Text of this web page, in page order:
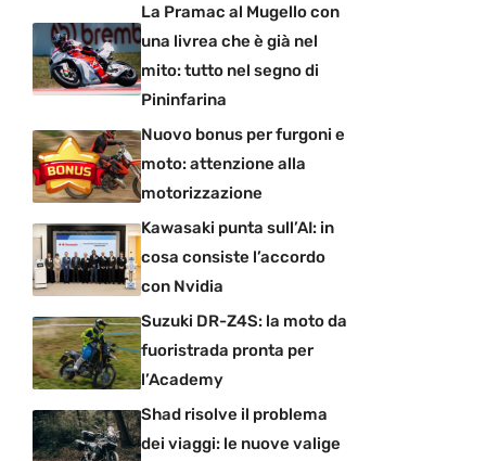
La Pramac al Mugello con
una livrea che è già nel
mito: tutto nel segno di
Pininfarina
Nuovo bonus per furgoni e
moto: attenzione alla
motorizzazione
Kawasaki punta sull’AI: in
cosa consiste l’accordo
con Nvidia
Suzuki DR-Z4S: la moto da
fuoristrada pronta per
l’Academy
Shad risolve il problema
dei viaggi: le nuove valige